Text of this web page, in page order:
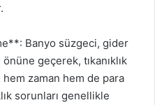
Banyo süzgeci, gider
geçerek, tıkanıklık
hem zaman hem de para
sorunları genellikle